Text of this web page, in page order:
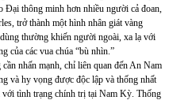
Đại thông minh hơn nhiều người cả đoan,
trở thành một hình nhân giát vàng
thường khiến người ngoài, xa lạ với
của các vua chúa “bù nhìn.”
nhấn mạnh, chỉ liên quan đến An Nam
và hy vọng được độc lập và thống nhất
tình trạng chính trị tại Nam Kỳ. Thống